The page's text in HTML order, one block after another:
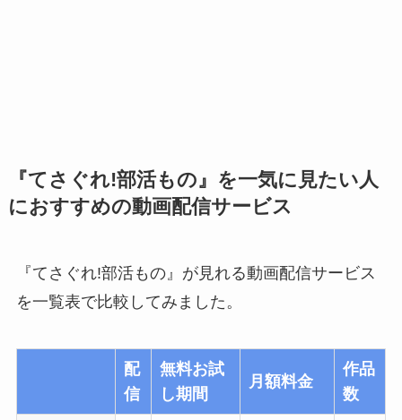
『てさぐれ!部活もの』を一気に見たい人
におすすめの動画配信サービス
『てさぐれ!部活もの』が見れる動画配信サービス
を一覧表で比較してみました。
配
信
無料お試
し期間
月額料金
作品
数